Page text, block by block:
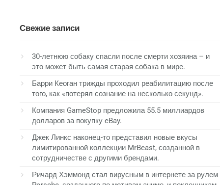
Свежие записи
30-летнюю собаку спасли после смерти хозяина – и
это может быть самая старая собака в мире.
Барри Кеоган трижды проходил реабилитацию после
того, как «потерял сознание на несколько секунд».
Компания GameStop предложила 55.5 миллиардов
долларов за покупку eBay.
Джек Линкс наконец-то представил новые вкусы
лимитированной коллекции MrBeast, созданной в
сотрудничестве с другими брендами.
Ричард Хэммонд стал вирусным в интернете за рулем